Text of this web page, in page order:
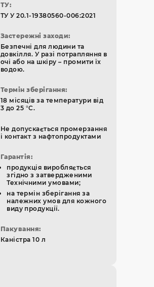
ТУ:
ТУ У 20.1-19380560-006:2021
Застережні заходи:
Безпечні для людини та
довкілля. У разі потрапляння в
очі або на шкіру – промити їх
водою.
Термін зберігання:
18 місяців за температури від
3 до 25 °C.
Не допускається промерзання
і контакт з нафтопродуктами
Гарантія:
продукція виробляється
згідно з затвердженими
Технічними умовами;
на термін зберігання за
належних умов для кожного
виду продукції.
Пакування:
Каністра 10 л